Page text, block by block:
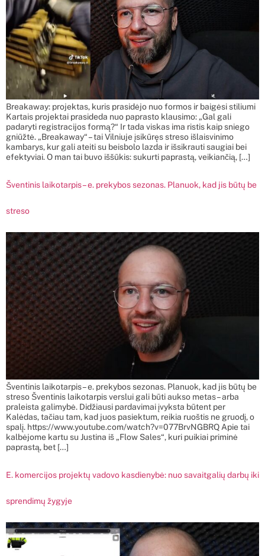
Breakaway: projektas, kuris prasidėjo nuo formos ir baigėsi stiliumi
Kartais projektai prasideda nuo paprasto klausimo: „Gal gali
padaryti registracijos formą?“ Ir tada viskas ima ristis kaip sniego
gniūžtė. „Breakaway“ – tai Vilniuje įsikūręs streso išlaisvinimo
kambarys, kur gali ateiti su beisbolo lazda ir išsikrauti saugiai bei
efektyviai. O man tai buvo iššūkis: sukurti paprastą, veikiančią, […]
Šventinis laikotarpis – e. prekybos sezonas. Planuok, kad jis būtų be
streso
Šventinis laikotarpis – e. prekybos sezonas. Planuok, kad jis būtų be
streso Šventinis laikotarpis verslui gali būti aukso metas – arba
praleista galimybė. Didžiausi pardavimai įvyksta būtent per
Kalėdas, tačiau tam, kad juos pasiektum, reikia ruoštis ne gruodį, o
spalį. https://www.youtube.com/watch?v=077BrvNGBRQ Apie tai
kalbėjome kartu su Justina iš „Flow Sales“, kuri puikiai priminė
paprastą, bet […]
E. komercijos projektų vadovo kasdienybė: nuo savaitgalių darbų iki
sprendimų žygyje